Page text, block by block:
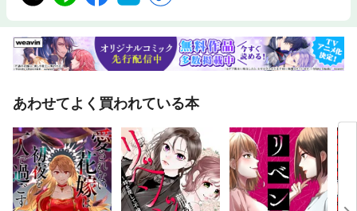
あわせてよく買われている本